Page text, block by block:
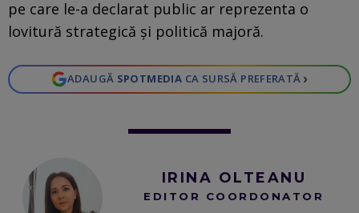
pe care le-a declarat public ar reprezenta o
lovitură strategică și politică majoră.
ADAUGĂ SPOTMEDIA CA SURSĂ PREFERATĂ ›
IRINA OLTEANU
EDITOR COORDONATOR